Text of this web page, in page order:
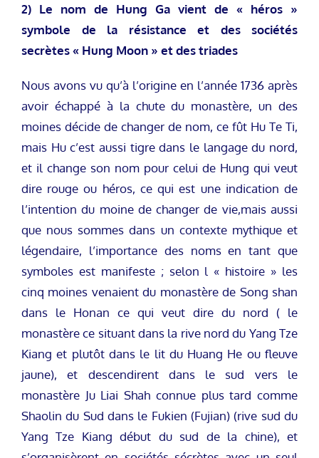
2) Le
nom de Hung Ga vient de « héros »
symbole de la résistance et des sociétés
secrètes « Hung Moon » et des triades
Nous avons vu qu’à l’origine en l’année 1736 après
avoir échappé à la chute du monastère, un des
moines décide de changer de nom, ce fût Hu Te Ti,
mais Hu c’est aussi tigre dans le langage du nord,
et il change son nom pour celui de Hung qui veut
dire rouge ou héros, ce qui est une indication de
l’intention du moine de changer de vie,mais aussi
que nous sommes dans un contexte mythique et
légendaire, l’importance des noms en tant que
symboles est manifeste ; selon l « histoire » les
cinq moines venaient du monastère de Song shan
dans le Honan ce qui veut dire du nord ( le
monastère ce situant dans la rive nord du Yang Tze
Kiang et plutôt dans le lit du Huang He ou fleuve
jaune), et descendirent dans le sud vers le
monastère Ju Liai Shah connue plus tard comme
Shaolin du Sud dans le Fukien (Fujian) (rive sud du
Yang Tze Kiang début du sud de la chine), et